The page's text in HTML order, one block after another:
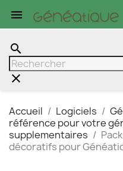

search
clear
Accueil Logiciels
référence pour votre
supplementaires
décoratifs pour